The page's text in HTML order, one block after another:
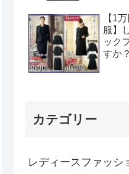
【1
服】
ック
すか？
カテゴリー
レディースファッシ